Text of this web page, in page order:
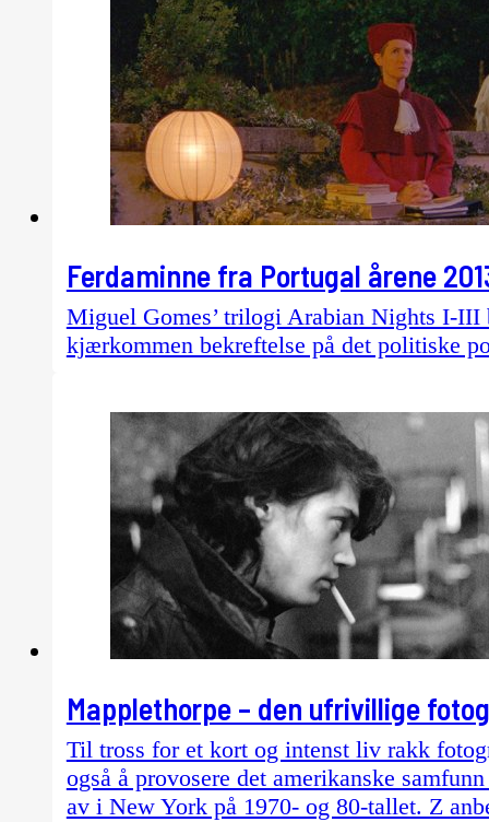
Ferdaminne fra Portugal årene
Miguel Gomes’ trilogi Arabian Nights I-
kjærkommen bekreftelse på det politiske
Mapplethorpe – den ufrivillige
Til tross for et kort og intenst liv rakk
også å provosere det amerikanske
av i New York på 1970- og 80-tallet. Z